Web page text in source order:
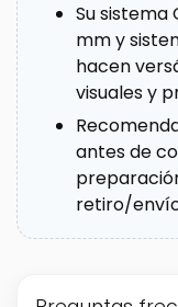
Su sistema
mm y
hacen
visuales y
antes de
retiro/